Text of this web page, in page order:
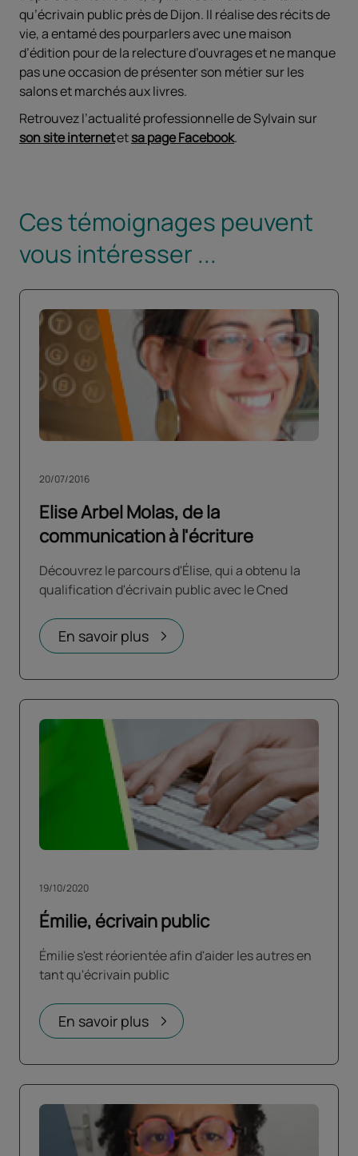
qu’écrivain public près de Dijon. Il réalise des récits de
vie, a entamé des pourparlers avec une maison
d’édition pour de la relecture d’ouvrages et ne manque
pas une occasion de présenter son métier sur les
salons et marchés aux livres.
Retrouvez l’actualité professionnelle de Sylvain sur
son site internetetsa page Facebook.
Ces témoignages peuvent
vous intéresser ...
Elise Arbel Molas, de la
communication à l'écriture
20/07/2016
Découvrez le parcours d'Élise, qui a obtenu la
qualification d'écrivain public avec le Cned
En savoir plus
Émilie, écrivain public
19/10/2020
Émilie s'est réorientée afin d'aider les autres en
tant qu'écrivain public
En savoir plus